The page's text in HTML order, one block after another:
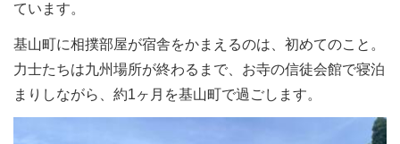
ています。
基山町に相撲部屋が宿舎をかまえるのは、初めてのこと。
力士たちは九州場所が終わるまで、お寺の信徒会館で寝泊
まりしながら、約1ヶ月を基山町で過ごします。